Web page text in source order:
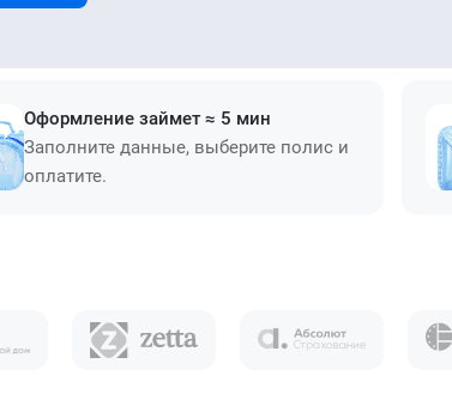
Оформление займет ≈ 5 мин
Заполните данные, выберите полис и
оплатите.